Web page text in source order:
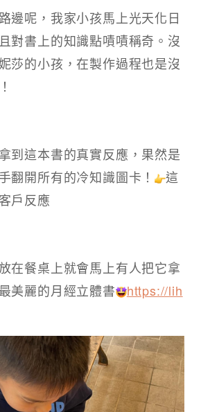
邊呢，我家小孩馬上光天化日
對書上的知識點嘖嘖稱奇。沒
莎的小孩，在製作過程也是沒
到這本書的真實反應，果然是
翻開所有的冷知識圖卡！
這
戶反應
在餐桌上就會馬上有人把它拿
美麗的月經立體書
https://lih